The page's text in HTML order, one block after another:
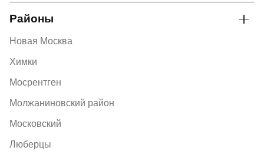
Районы
Новая Москва
Химки
Мосрентген
Молжаниновский район
Московский
Люберцы